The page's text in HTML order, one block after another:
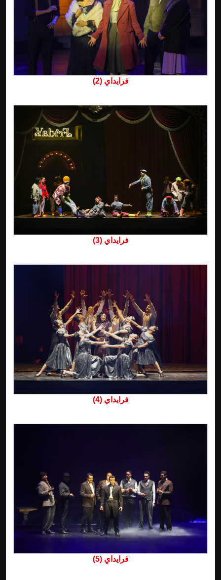
فرايداي (2)
فرايداي (3)
فرايداي (4)
فرايداي (5)